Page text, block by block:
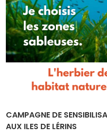
CAMPAGNE DE
AUX ILES DE LÉRINS